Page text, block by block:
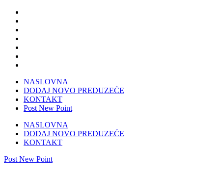
NASLOVNA
DODAJ NOVO PREDUZEĆE
KONTAKT
Post New Point
NASLOVNA
DODAJ NOVO PREDUZEĆE
KONTAKT
Post New Point